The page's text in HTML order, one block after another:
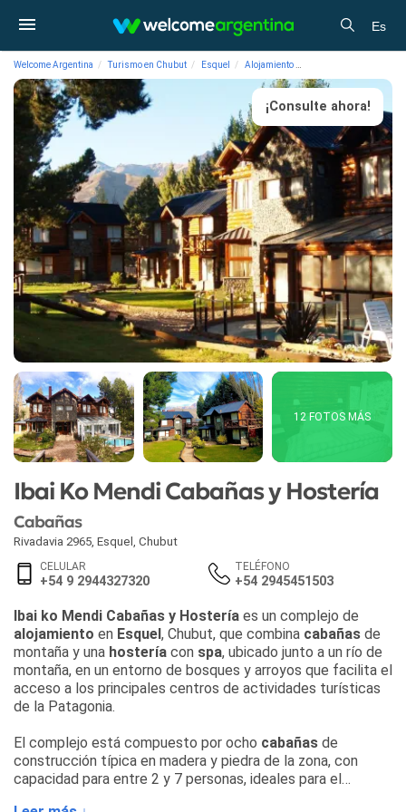
Es
Welcome Argentina Turismo en Chubut Esquel Alojamiento
¡Consulte ahora!
12 FOTOS MÁS
Ibai Ko Mendi Cabañas y Hostería
Cabañas
Rivadavia 2965 Esquel Chubut
CELULAR
+54 9 2944327320
TELÉFONO
+54 2945451503
Ibai ko Mendi Cabañas y Hostería es un complejo de
alojamiento en Esquel, Chubut, que combina cabañas de
montaña y una hostería con spa, ubicado junto a un río de
montaña, en un entorno de bosques y arroyos que facilita el
acceso a los principales centros de actividades turísticas
de la Patagonia.
El complejo está compuesto por ocho cabañas de
construcción típica en madera y piedra de la zona, con
capacidad para entre 2 y 7 personas, ideales para el